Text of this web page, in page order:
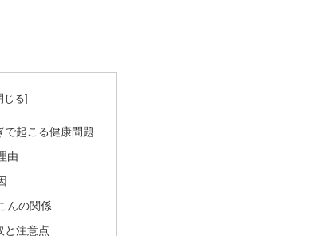
で起こる健康問題
由
んの関係
と注意点